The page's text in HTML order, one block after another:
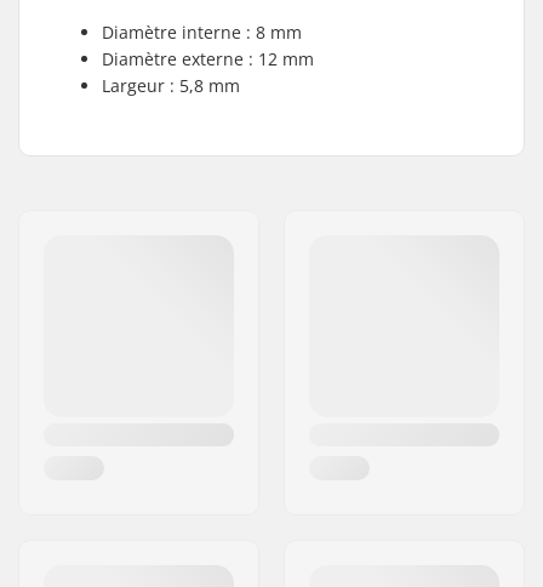
Diamètre interne : 8 mm
Diamètre externe : 12 mm
Largeur : 5,8 mm